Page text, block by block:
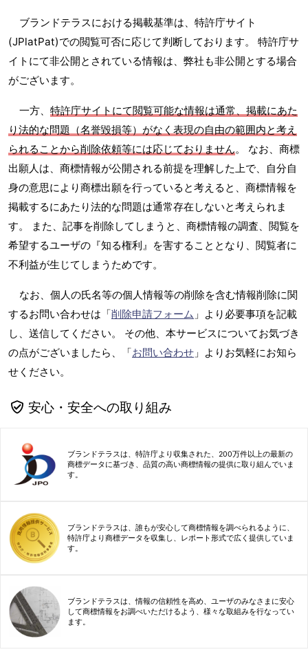
ブランドテラスにおける掲載基準は、特許庁サイト
(JPlatPat)での閲覧可否に応じて判断しております。 特許庁サ
イトにて非公開とされている情報は、弊社も非公開とする場合
がございます。
一方、 特許庁サイトにて閲覧可能な情報は通常、掲載にあた
り法的な問題（名誉毀損等）がなく表現の自由の範囲内と考え
られることから削除依頼等には応じておりません。 なお、商標
出願人は、商標情報が公開される前提を理解した上で、自分自
身の意思により商標出願を行っていると考えると、商標情報を
掲載するにあたり法的な問題は通常存在しないと考えられま
す。 また、記事を削除してしまうと、商標情報の調査、閲覧を
希望するユーザの『知る権利』を害することとなり、閲覧者に
不利益が生じてしまうためです。
なお、個人の氏名等の個人情報等の削除を含む情報削除に関
するお問い合わせは「削除申請フォーム 」より必要事項を記載
し、送信してください。 その他、本サービスについてお気づき
の点がございましたら、「お問い合わせ 」よりお気軽にお知ら
せください。
安心・安全への取り組み
ブランドテラスは、特許庁より収集された、200万件以上の最新の
商標データに基づき、品質の高い商標情報の提供に取り組んでいま
す。
ブランドテラスは、誰もが安心して商標情報を調べられるように、
特許庁より商標データを収集し、レポート形式で広く提供していま
す。
ブランドテラスは、情報の信頼性を高め、ユーザのみなさまに安心
して商標情報をお調べいただけるよう、様々な取組みを行なってい
ます。